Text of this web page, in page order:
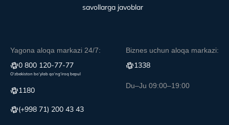
savollarga javoblar
Yagona aloqa markazi 24/7:
0 800 120-77-77
O‘zbekiston bo‘ylab qo‘ng‘iroq bepul
1180
(+998 71) 200 43 43
Biznes uchun aloqa markazi:
1338
Du–Ju 09:00–19:00